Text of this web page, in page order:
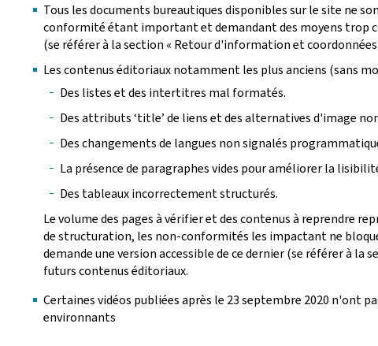
Tous les documents bureautiques disponibles sur le site ne
conformité étant important et demandant des moyens trop
(se référer à la section « Retour d'information et
Les contenus éditoriaux notamment les plus anciens (sans
Des listes et des intertitres mal formatés.
Des attributs ‘title’ de liens et des alternatives d'image
Des changements de langues non signalés
La présence de paragraphes vides pour améliorer la
Des tableaux incorrectement structurés.
Le volume des pages à vérifier et des contenus à reprendre
de structuration, les non-conformités les impactant ne
demande une version accessible de ce dernier (se référer à
futurs contenus éditoriaux.
Certaines vidéos publiées après le 23 septembre 2020 n'ont
environnants